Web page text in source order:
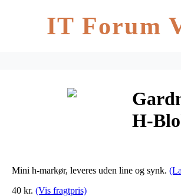
IT Forum
H-
Mini h-markør, leveres uden line og synk.
40 kr. (Vis fragtpris)